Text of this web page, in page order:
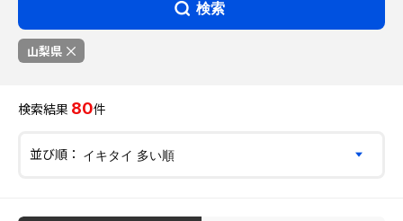
検索
山梨県
検索結果 80件
並び順：